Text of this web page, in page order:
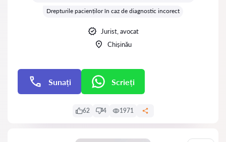
Drepturile pacienților în caz de diagnostic incorect
Jurist, avocat
Chișinău
Sunați Scrieți
62 4 1971